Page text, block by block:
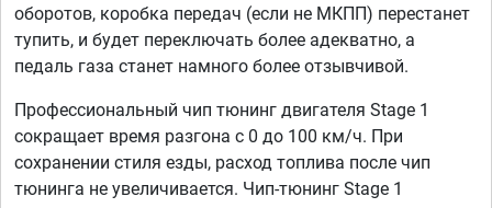
оборотов, коробка передач (если не МКПП) перестанет
тупить, и будет переключать более адекватно, а
педаль газа станет намного более отзывчивой.
Профессиональный чип тюнинг двигателя Stage 1
сокращает время разгона с 0 до 100 км/ч. При
сохранении стиля езды, расход топлива после чип
тюнинга не увеличивается. Чип-тюнинг Stage 1